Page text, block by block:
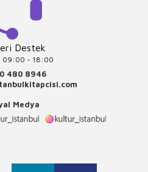
Destek
09:00 - 18:00
480 8946
Medya